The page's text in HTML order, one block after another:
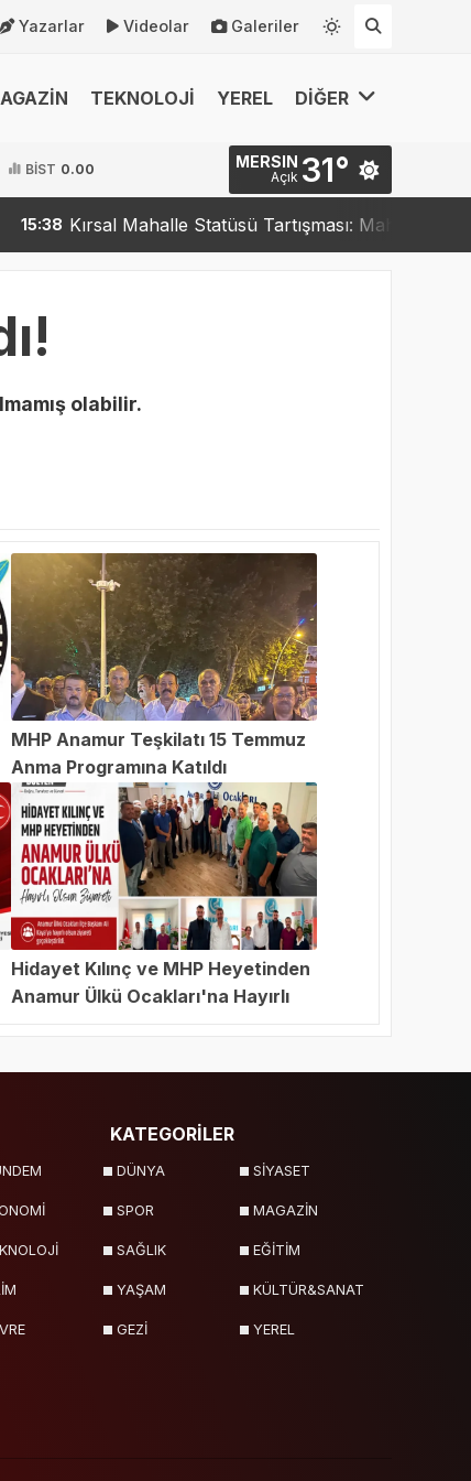
Yazarlar Videolar Galeriler
TEKNOLOJİ YEREL DİĞER
BİST 0.00 MERSIN
Açık 31°
15:38 Kırsal Mahalle Statüsü Tartışması: Mahalleler
olabilir.
MHP Anamur Teşkilatı 15 Temmuz
Anma Programına Katıldı
Hidayet Kılınç ve MHP Heyetinden
Anamur Ülkü Ocakları'na Hayırlı
KATEGORİLER
DÜNYA SİYASET
SPOR MAGAZİN
SAĞLIK EĞİTİM
YAŞAM KÜLTÜR&SANAT
GEZİ YEREL